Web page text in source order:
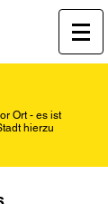
Ort - es ist
hierzu